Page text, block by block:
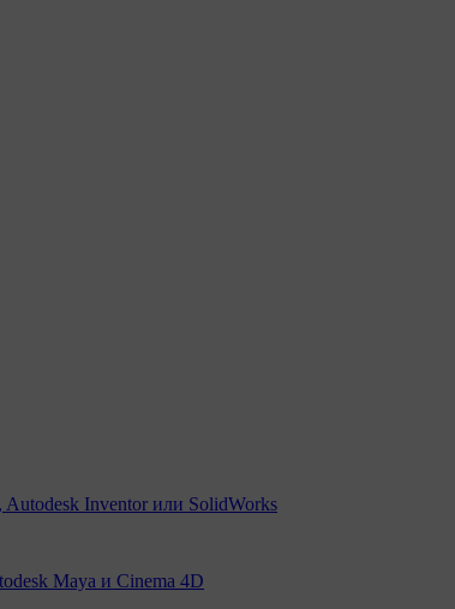
Inventor или SolidWorks
Maya и Cinema 4D